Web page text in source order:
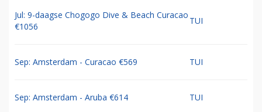
Jul: 9-daagse Chogogo Dive & Beach Curacao
€1056
TUI
Sep: Amsterdam - Curacao €569 TUI
Sep: Amsterdam - Aruba €614 TUI